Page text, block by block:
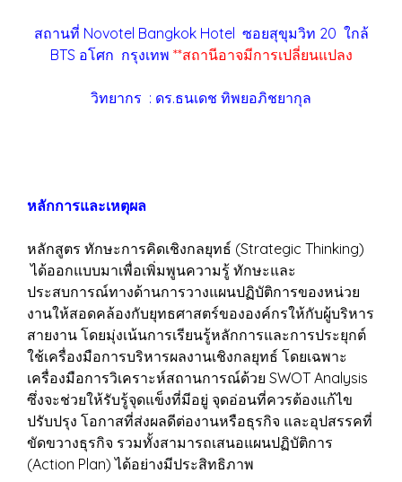
สถานที่ Novotel Bangkok Hotel ซอยสุขุมวิท 20 ใกล้
BTS อโศก กรุงเทพ **สถานีอาจมีการเปลี่ยนแปลง
วิทยากร : ดร.ธนเดช ทิพยอภิชยากุล
หลักการและเหตุผล
หลักสูตร ทักษะการคิดเชิงกลยุทธ์ (Strategic Thinking)
ได้ออกแบบมาเพื่อเพิ่มพูนความรู้ ทักษะและ
ประสบการณ์ทางด้านการวางแผนปฏิบัติการของหน่วย
งานให้สอดคล้องกับยุทธศาสตร์ขององค์กรให้กับผู้บริหาร
สายงาน โดยมุ่งเน้นการเรียนรู้หลักการและการประยุกต์
ใช้เครื่องมือการบริหารผลงานเชิงกลยุทธ์ โดยเฉพาะ
เครื่องมือการวิเคราะห์สถานการณ์ด้วย SWOT Analysis
ซึ่งจะช่วยให้รับรู้จุดแข็งที่มีอยู่ จุดอ่อนที่ควรต้องแก้ไข
ปรับปรุง โอกาสที่ส่งผลดีต่องานหรือธุรกิจ และอุปสรรคที่
ขัดขวางธุรกิจ รวมทั้งสามารถเสนอแผนปฏิบัติการ
(Action Plan) ได้อย่างมีประสิทธิภาพ